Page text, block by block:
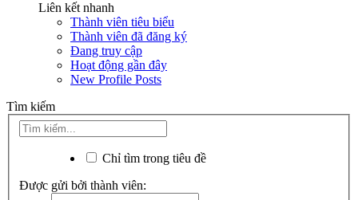
Liên kết nhanh
Thành viên tiêu biểu
Thành viên đã đăng ký
Đang truy cập
Hoạt động gần đây
New Profile Posts
Tìm kiếm
Chỉ tìm trong tiêu đề
Được gửi bởi thành viên: